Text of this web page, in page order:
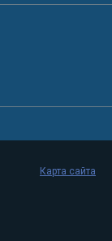
Карта сайта